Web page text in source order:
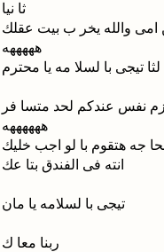
ثا نيا
والله يخر ب بيت عقلك
هههههه
لثا تيجى با لسلا مه يا محترم
زم نفس عندكم لحد متسا فر
ههههههه
جه هتقوم با لو اجب خليك
انته فى الفندق بتا عك
تيجى با لسلامه يا مان
ربنا معا ك